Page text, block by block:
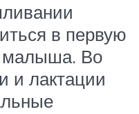
в первую
малыша. Во
и лактации